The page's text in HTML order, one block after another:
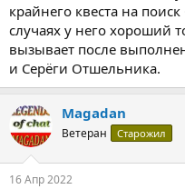
крайнего квеста на
случаях у него хороший
вызывает после
и Серёги Отшельника.
Magadan
Ветеран Старожил
16 Апр 2022